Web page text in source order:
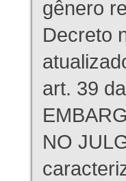
gênero
Decreto
art. 39
NO